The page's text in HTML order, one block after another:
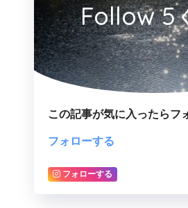
Follow 5
この記事が気に入ったらフ
フォローする
フォローする